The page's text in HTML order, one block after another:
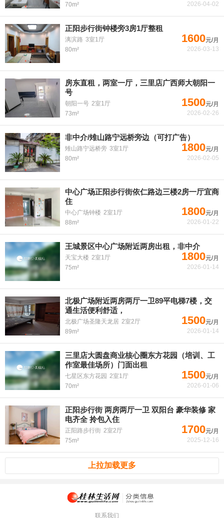
70m²
2026-04-02
正阳步行街钟楼旁3房1厅整租
漓滨路 3室1厅
80m²
1600元/月
2026-03-13
房东直租，两室一厅，三里店广西师大朝阳一
号
朝阳一号 2室1厅
73m²
1500元/月
2026-02-26
非中介/雉山路宁远桥旁边（可打广告）
雉山路宁远桥旁 3室1厅
80m²
1800元/月
2026-02-05
中心广场正阳步行街依仁路边三楼2房一厅宜商
住
中心广场钟楼 2室1厅
88m²
1800元/月
2026-01-22
王城景区中心广场附近两房出租，非中介
天宝大楼 2室1厅
75m²
1800元/月
2026-01-14
北极广场附近两房两厅一卫89平电梯7楼，交
通生活便利舒适，
北极广场圣隆天龙居 2室2厅
89m²
1500元/月
2026-01-14
三里店大圆盘商业核心圈东方花园（培训、工
作室最佳场所）门面出租
七星区东方花园 2室1厅
70m²
1500元/月
2026-01-06
正阳步行街 两房两厅一卫 双阳台 豪华装修 家
电齐全 拎包入住
正阳路步行街 2室2厅
75m²
1700元/月
2025-12-16
上拉加载更多
联系我们